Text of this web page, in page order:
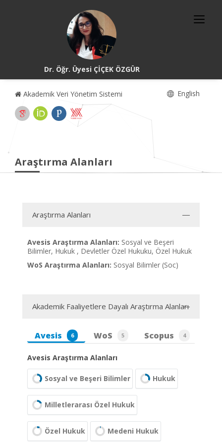
Dr. Öğr. Üyesi ÇİÇEK ÖZGÜR
Akademik Veri Yönetim Sistemi English
Araştırma Alanları
Araştırma Alanları
Avesis Araştırma Alanları: Sosyal ve Beşeri
Bilimler, Hukuk , Devletler Özel Hukuku, Özel Hukuk
WoS Araştırma Alanları: Sosyal Bilimler (Soc)
Akademik Faaliyetlere Dayalı Araştırma Alanları
Avesis 6 WoS 5 Scopus 4
Avesis Araştırma Alanları
Sosyal ve Beşeri Bilimler Hukuk
Milletlerarası Özel Hukuk
Özel Hukuk Medeni Hukuk